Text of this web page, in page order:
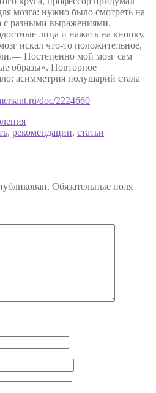
мозга: нужно было смотреть на
с разными выражениями.
лица и нажать на кнопку.
искал что-то положительное,
Постепенно мой мозг сам
образы». Повторное
асимметрия полушарий стала
doc/2224660
, рекомендации, статьи
Обязательные поля